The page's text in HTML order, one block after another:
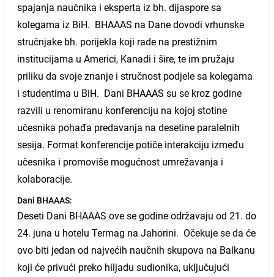
spajanja naučnika i eksperta iz bh. dijaspore sa
kolegama iz BiH. BHAAAS na Dane dovodi vrhunske
stručnjake bh. porijekla koji rade na prestižnim
institucijama u Americi, Kanadi i šire, te im pružaju
priliku da svoje znanje i stručnost podjele sa kolegama
i studentima u BiH. Dani BHAAAS su se kroz godine
razvili u renomiranu konferenciju na kojoj stotine
učesnika pohađa predavanja na desetine paralelnih
sesija. Format konferencije potiče interakciju između
učesnika i promoviše mogućnost umrežavanja i
kolaboracije.
Dani BHAAAS:
Deseti Dani BHAAAS ove se godine održavaju od 21. do
24. juna u hotelu Termag na Jahorini. Očekuje se da će
ovo biti jedan od najvećih naučnih skupova na Balkanu
koji će privući preko hiljadu sudionika, uključujući